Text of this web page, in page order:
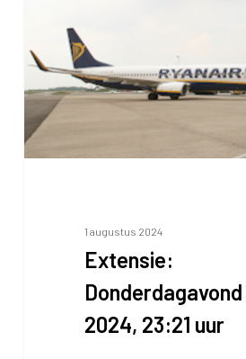
1 augustus 2024
Extensie:
2024, 23:21 uur